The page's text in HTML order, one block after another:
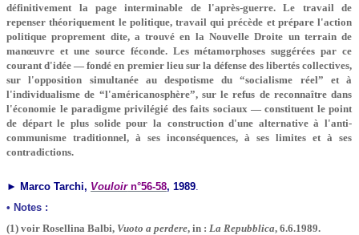
définitivement la page interminable de l'après-guerre. Le travail de
repenser théoriquement le politique, travail qui précède et prépare l'action
politique proprement dite, a trouvé en la Nouvelle Droite un terrain de
manœuvre et une source féconde. Les métamorphoses suggérées par ce
courant d'idée — fondé en premier lieu sur la défense des libertés collectives,
sur l'opposition simultanée au despotisme du “socialisme réel” et à
l'individualisme de “l'américanosphère”, sur le refus de reconnaître dans
l'économie le paradigme privilégié des faits sociaux — constituent le point
de départ le plus solide pour la construction d'une alternative à l'anti-
communisme traditionnel, à ses inconséquences, à ses limites et à ses
contradictions.
►Marco Tarchi, Vouloirn°56-58, 1989
• Notes :
(1) voir Rosellina Balbi, Vuoto a perdere, in : La Repubblica, 6.6.1989.